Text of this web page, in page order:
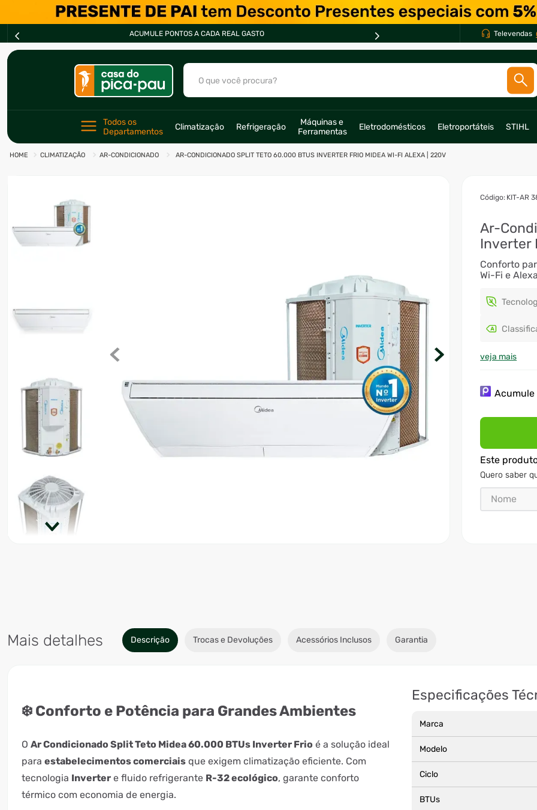
PARCELE EM ATÉ *10X * Televendas
O que você procura?
Todos os
Departamentos
Climatização Refrigeração
Máquinas e
Ferramentas
Eletrodomésticos Eletroportáteis STIHL
CLIMATIZAÇÃO AR-CONDICIONADO AR-CONDICIONADO SPLIT TETO 60.000 BTUS INVERTER FRIO MIDEA WI-FI ALEXA | 220V
: KIT-AR
Ar-
Inverter
Conforto
Wi-Fi e
veja mais
Acumule
Este
Quero saber
Mais detalhes Descrição Trocas e Devoluções Acessórios Inclusos Garantia
❄️ Conforto e Potência para Grandes Ambientes
O Ar Condicionado Split Teto Midea 60.000 BTUs Inverter Frio é a solução ideal
para estabelecimentos comerciais que exigem climatização eficiente. Com
tecnologia Inverter e fluido refrigerante R-32 ecológico, garante conforto
térmico com economia de energia.
Especificações
Marca
Modelo
Ciclo
BTUs
2º
freezer